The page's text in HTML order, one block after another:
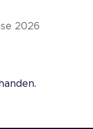
2026